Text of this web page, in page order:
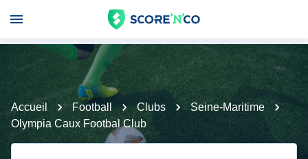
Accueil Football Clubs
Seine-Maritime
Olympia Caux Footbal Club